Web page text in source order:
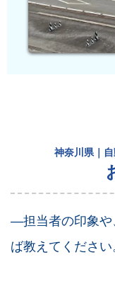
神奈川県｜
―担当者の印象や
ば教えてください